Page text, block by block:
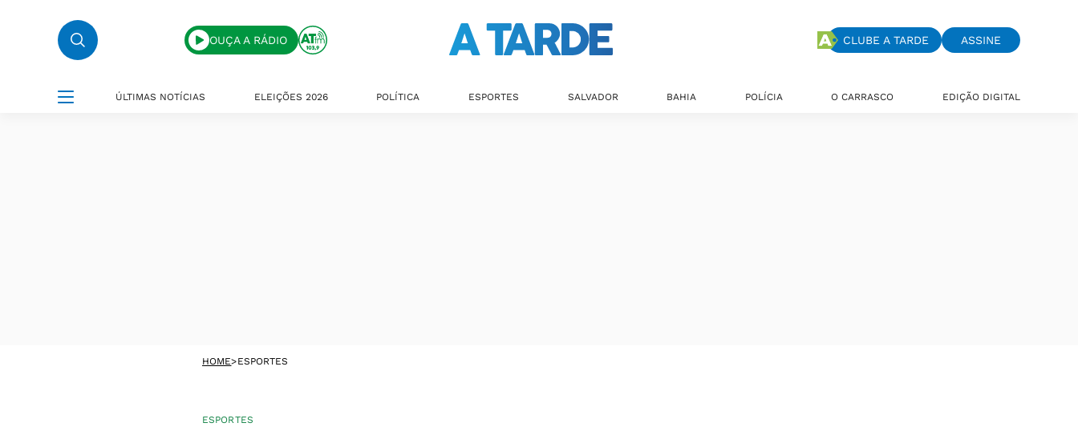
OUÇA A RÁDIO CLUBE A TARDE ASSINE
ÚLTIMAS NOTÍCIAS ELEIÇÕES 2026 POLÍTICA ESPORTES SALVADOR BAHIA POLÍCIA O CARRASCO EDIÇÃO DIGITAL
HOME>ESPORTES
ESPORTES